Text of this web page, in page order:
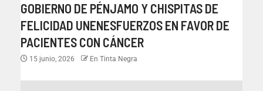
GOBIERNO DE PÉNJAMO Y CHISPITAS DE
FELICIDAD UNENESFUERZOS EN FAVOR DE
PACIENTES CON CÁNCER
15 junio, 2026 En Tinta Negra